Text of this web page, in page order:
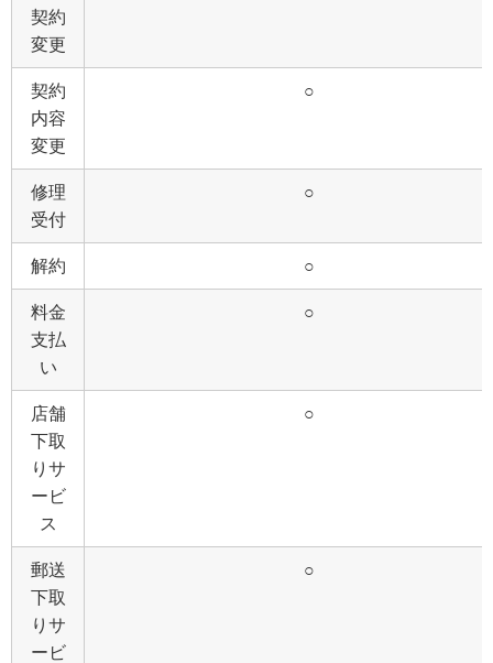
契約
変更
契約
内容
変更
○
修理
受付
○
解約 ○
料金
支払
い
○
店舗
下取
りサ
ービ
ス
○
郵送
下取
りサ
ービ
○